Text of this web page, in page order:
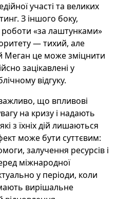
участі та великих
З іншого боку,
роботи «за лаштунками»
— тихий, але
й Меган це може зміцнити
зацікавлені у
відгуку.
важливо, що впливові
на кризу і надають
з їхніх дій лишаються
може бути суттєвим:
залучення ресурсів і
міжнародної
у періоди, коли
вирішальне